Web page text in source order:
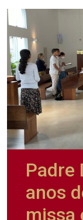
Padre
anos
missa